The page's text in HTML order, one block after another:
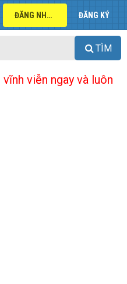
ĐĂNG NHẬP ĐĂNG KÝ
TÌM
viễn ngay và luôn